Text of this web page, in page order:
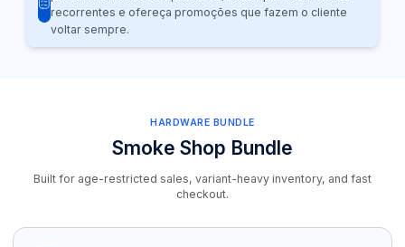
recorrentes e ofereça promoções que fazem o cliente
voltar sempre.
HARDWARE BUNDLE
Smoke Shop Bundle
Built for age-restricted sales, variant-heavy inventory, and fast
checkout.